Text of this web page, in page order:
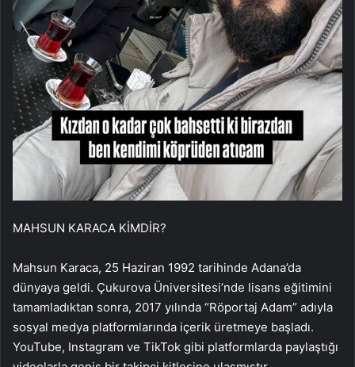
MAHSUN KARACA KİMDİR?
Mahsun Karaca, 25 Haziran 1992 tarihinde Adana’da
dünyaya geldi. Çukurova Üniversitesi’nde lisans eğitimini
tamamladıktan sonra, 2017 yılında “Röportaj Adam” adıyla
sosyal medya platformlarında içerik üretmeye başladı.
YouTube, Instagram ve TikTok gibi platformlarda paylaştığı